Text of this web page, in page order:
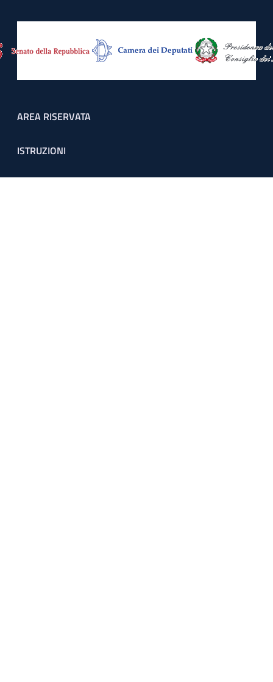
Footer menu
AREA RISERVATA
ISTRUZIONI